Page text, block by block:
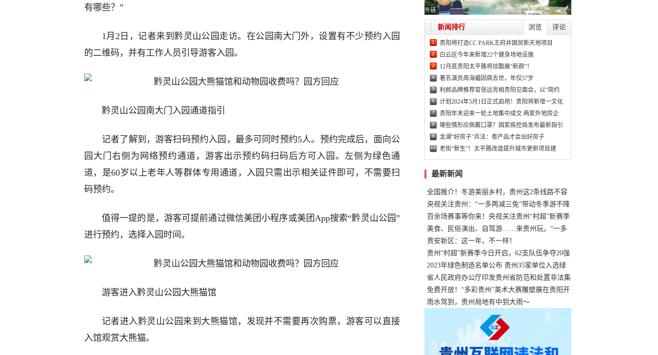
有哪些？”
1月2日，记者来到黔灵山公园走访。在公园南大门外，设置有不少预约入园
的二维码，并有工作人员引导游客入园。
黔灵山公园南大门入园通道指引
记者了解到，游客扫码预约入园，最多可同时预约5人。预约完成后，面向公
园大门右侧为网络预约通道，游客出示预约码扫码后方可入园。左侧为绿色通
道，是60岁以上老年人等群体专用通道，入园只需出示相关证件即可，不需要扫
码预约。
值得一提的是，游客可提前通过微信美团小程序或美团App搜索“黔灵山公园”
进行预约，选择入园时间。
游客进入黔灵山公园大熊猫馆
记者进入黔灵山公园来到大熊猫馆，发现并不需要再次购票，游客可以直接
入馆观赏大熊猫。
外链
浏览 评论
新闻排行
1 贵阳将打造CC PARK王府井国贸新天地项目
2 白云区今年来新增22个健身场地设施
3 12月底贵阳太平路将炫酷展“新颜”！
4 著名演员周海媚因病去世，年仅57岁
5 利郎品牌推荐官张远亮相贵阳见面会，以“简约
6 计划2024年5月1日正式启用！贵阳将新增一文化
7 贵阳年末迎来一轮土地集中成交 两家外地房企
8 哪些情形应佩戴口罩？国家疾控局发布最新指引
9 龙湖“好房子”兵法：卷产品才会出好房子
10 老街“新生”！太平路改造提升城市更新项目建
最新新闻
全国推介！冬游美丽乡村，贵州这2条线路不容
错过
央视关注贵州：“一多两减三免”带动冬季游不降
温
百余场赛事等你来！央视关注贵州“村超”新赛季
正式“打响”
美食、民俗演出、自驾游……来贵州玩，“一多
两减三免”！
贵安新区：这一年，不一样！
贵州“村超”新赛季今日开启，62支队伍争夺20强
名额
2023年绿色制造名单公布 贵州35家单位入选绿
色工厂
省人民政府办公厅印发贵州省防范和处置非法集
资工作实施细则
免费开放！“多彩贵州”美术大赛雕塑展在贵阳开
展，持续至1月19日
雨水驾到，贵州局地有中到大雨～